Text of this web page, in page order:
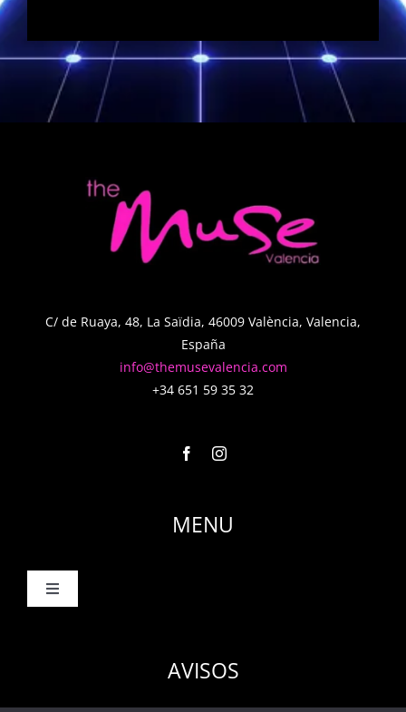
MENU
Toggle
C/ de Ruaya, 48, La Saïdia, 46009 València, Valencia,
España
info@themusevalencia.com
+34 651 59 35 32
AVISOS